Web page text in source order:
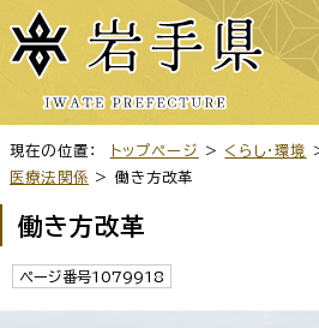
現在の位置： トップページ > くらし・環境
医療法関係 > 働き方改革
働き方改革
ページ番号1079918